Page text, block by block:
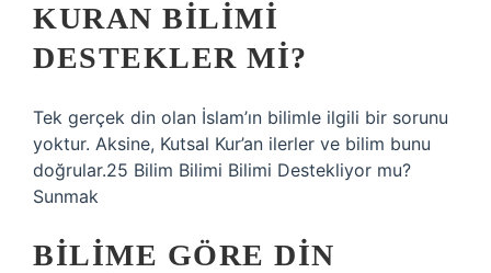
KURAN BILIMI
DESTEKLER MI?
Tek gerçek din olan İslam’ın bilimle ilgili bir sorunu
yoktur. Aksine, Kutsal Kur’an ilerler ve bilim bunu
doğrular.25 Bilim Bilimi Bilimi Destekliyor mu?
Sunmak
BILIME GÖRE DIN